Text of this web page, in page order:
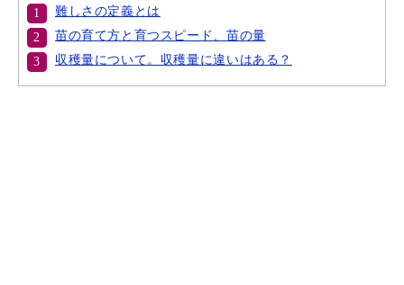
難しさの定義とは
苗の育て方と育つスピード、苗の量
収穫量について。収穫量に違いはある？